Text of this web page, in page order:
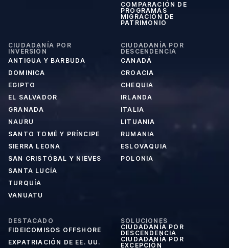
COMPARACIÓN DE
PROGRAMAS
MIGRACIÓN DE
PATRIMONIO
CIUDADANÍA POR
INVERSIÓN
ANTIGUA Y BARBUDA
DOMINICA
EGIPTO
EL SALVADOR
GRANADA
NAURU
SANTO TOMÉ Y PRÍNCIPE
SIERRA LEONA
SAN CRISTÓBAL Y NIEVES
SANTA LUCÍA
TURQUÍA
VANUATU
CIUDADANÍA POR
DESCENDENCIA
CANADÁ
CROACIA
CHEQUIA
IRLANDA
ITALIA
LITUANIA
RUMANIA
ESLOVAQUIA
POLONIA
DESTACADO
FIDEICOMISOS OFFSHORE
EXPATRIACIÓN DE EE. UU.
SOLUCIONES
CIUDADANÍA POR
DESCENDENCIA
CIUDADANÍA POR
EXCEPCIÓN